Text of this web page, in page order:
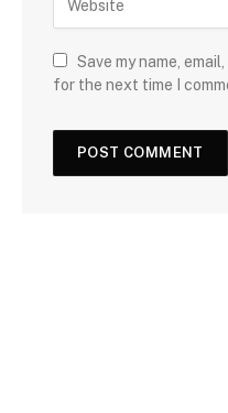
Save my name,
for the next time I